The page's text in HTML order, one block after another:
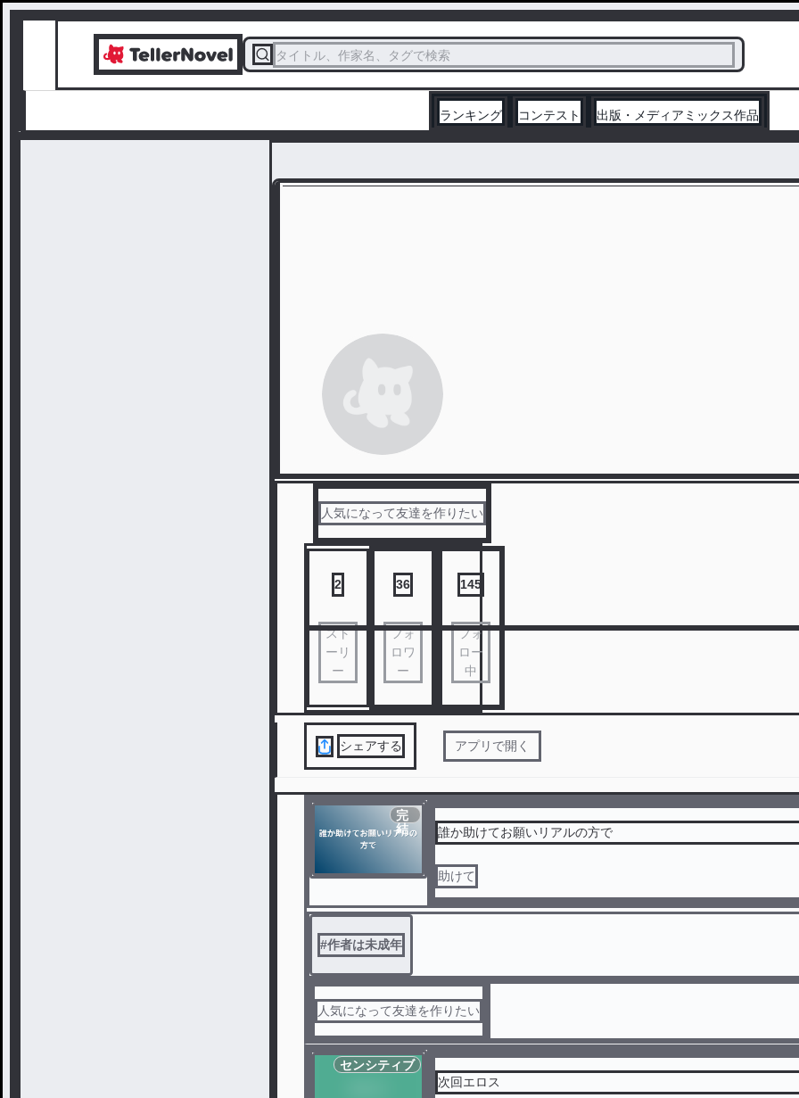
タイトル、作家名、タグで検索
ランキング コンテスト 出版・メディアミックス作品
人気になって友達を作りたい
2
スト
ーリ
ー
36
フォ
ロワ
ー
145
フォ
ロー
中
シェアする アプリで開く
完
結
誰か助けてお願いリアルの方で
助けて
#作者は未成年
人気になって友達を作りたい
センシティブ
次回エロス